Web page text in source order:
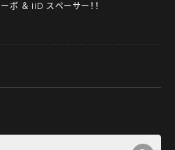
ボ ＆ iiD スペーサー！！